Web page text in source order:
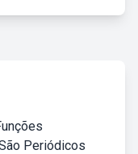
Periódicos